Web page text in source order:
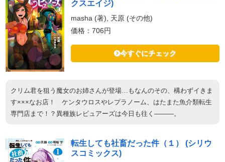
クスエイジ)
masha (著), 天原 (その他)
価格：706円
今すぐにチェック
クリム君を狙う魔女のお姉さんが登場…もなんのその、構わずイきま
す×××なお店！ ケンタウロスやレプラノーム、はたまた魚介類転生
専門店まで！？異種族レビュアーズは今日も往く―――。
転生しても社畜だった件（１） (シリウ
スコミックス)